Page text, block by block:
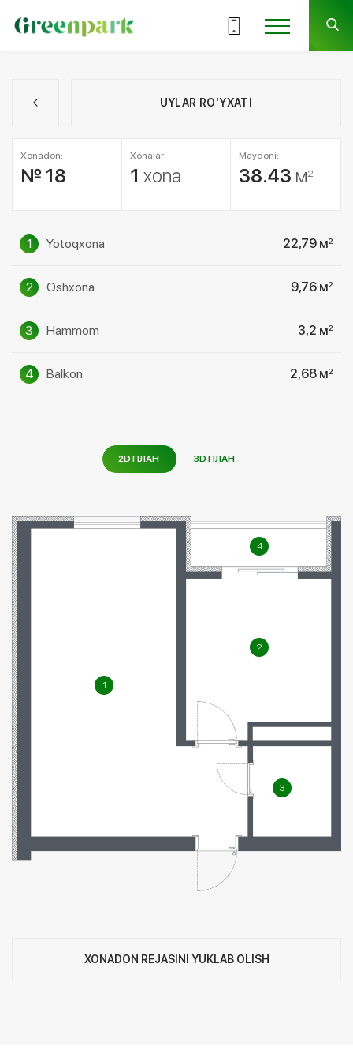
UYLAR RO'YXATI
Xonadon:
№ 18
Xonalar:
1 xona
Maydoni:
38.43 м2
1 Yotoqxona 22,79 м2
2 Oshxona 9,76 м2
3 Hammom 3,2 м2
4 Balkon 2,68 м2
2D ПЛАН 3D ПЛАН
1
2
3
4
XONADON REJASINI YUKLAB OLISH